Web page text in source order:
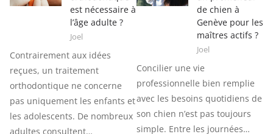
est nécessaire à
l’âge adulte ?
Joel
Contrairement aux idées
reçues, un traitement
orthodontique ne concerne
pas uniquement les enfants et
les adolescents. De nombreux
adultes consultent…
de chien à
Genève pour les
maîtres actifs ?
Joel
Concilier une vie
professionnelle bien remplie
avec les besoins quotidiens de
son chien n’est pas toujours
simple. Entre les journées…